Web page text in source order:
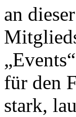
an
für den
stark,